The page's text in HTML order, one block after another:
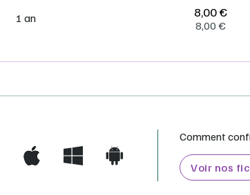
1 an 8,00 €
8,00 €
Comment
Voir nos